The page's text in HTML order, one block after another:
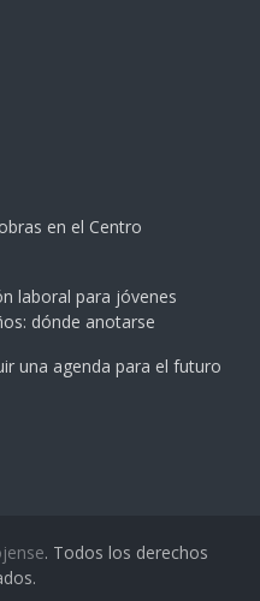
en el Centro
laboral para jóvenes
dónde anotarse
una agenda para el futuro
. Todos los derechos